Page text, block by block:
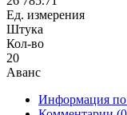
Ед. измерения
Штука
Кол-во
20
Аванс
Информация по